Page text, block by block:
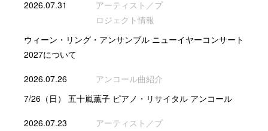
2026.07.31
アーティスト／プ
ロジェクト情報
ウィーン・リング・アンサンブル ニューイヤーコンサート
2027について
2026.07.26
アンコール曲紹介
7/26（日） 五十嵐薫子 ピアノ・リサイタル アンコール
2026.07.23
アーティスト／プ